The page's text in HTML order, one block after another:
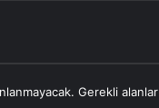
Gerekli alanlar